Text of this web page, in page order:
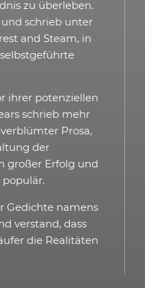
zu überleben.
schrieb unter
and Steam, in
ihrer potenziellen
schrieb mehr
Prosa,
der
großer Erfolg und
populär.
Gedichte namens
verstand, dass
die Realitäten